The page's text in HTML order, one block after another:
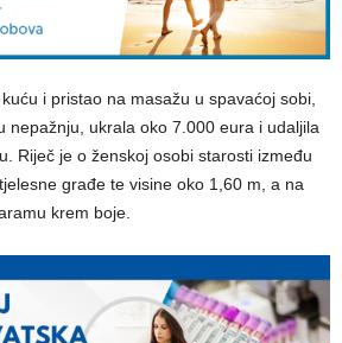
i pristao na masažu u spavaćoj sobi,
nepažnju, ukrala oko 7.000 eura i udaljila
Riječ je o ženskoj osobi starosti između
građe te visine oko 1,60 m, a na
krem boje.